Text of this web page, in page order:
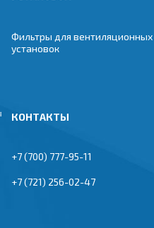
Фильтры для вентиляционных
установок
+7 (700) 777-95-11
+7 (721) 256-02-47